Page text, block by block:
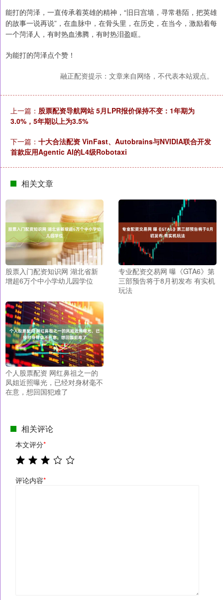
能打的菏泽，一直传承着英雄的精神，“‌旧日宫墙，寻常巷陌，把英雄
的故事一说再说”‌，在血脉中，在骨头里，在历史，在当今，激励着每
一个菏泽人，有时热血沸腾，有时热泪盈眶。
为能打的菏泽点个赞！
融正配资提示：文章来自网络，不代表本站观点。
上一篇： 股票配资导航网站 5月LPR报价保持不变：1年期为
3.0%，5年期以上为3.5%
下一篇： 十大合法配资 VinFast、Autobrains与NVIDIA联合开发
首款应用Agentic AI的L4级Robotaxi
相关文章
股票入门配资知识网 湖北省新
增超6万个中小学幼儿园学位
专业配资交易网 曝《GTA6》第
三部预告将于8月初发布 有实机
玩法
个人股票配资 网红鼻祖之一的
凤姐近照曝光，已经对身材毫不
在意，想回国犯难了
相关评论
本文评分*
评论内容*